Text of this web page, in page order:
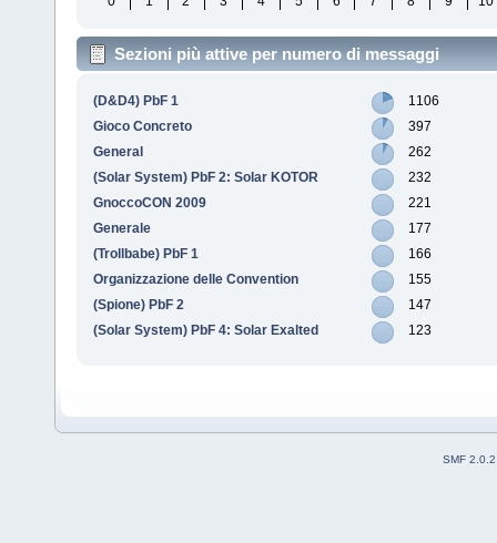
Sezioni più attive per numero di messaggi
(D&D4) PbF 1
1106
Gioco Concreto
397
General
262
(Solar System) PbF 2: Solar KOTOR
232
GnoccoCON 2009
221
Generale
177
(Trollbabe) PbF 1
166
Organizzazione delle Convention
155
(Spione) PbF 2
147
(Solar System) PbF 4: Solar Exalted
123
SMF 2.0.2